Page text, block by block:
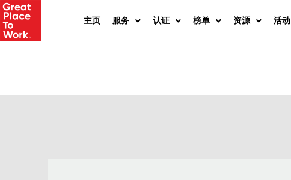
Skip
to
content
主页 服务 认证 榜单 资源 活动